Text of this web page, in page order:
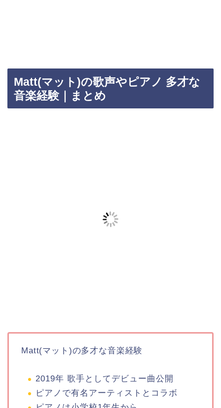
Matt(マット)の歌声やピアノ 多才な
音楽経験｜まとめ
Matt(マット)の多才な音楽経験
2019年 歌手としてデビュー曲公開
ピアノで有名アーティストとコラボ